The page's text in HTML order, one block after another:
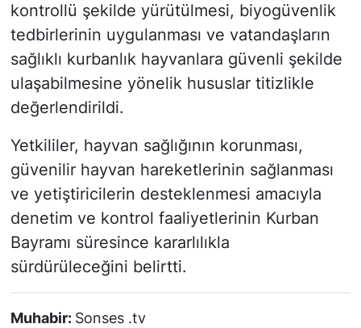
kontrollü şekilde yürütülmesi, biyogüvenlik
tedbirlerinin uygulanması ve vatandaşların
sağlıklı kurbanlık hayvanlara güvenli şekilde
ulaşabilmesine yönelik hususlar titizlikle
değerlendirildi.
Yetkililer, hayvan sağlığının korunması,
güvenilir hayvan hareketlerinin sağlanması
ve yetiştiricilerin desteklenmesi amacıyla
denetim ve kontrol faaliyetlerinin Kurban
Bayramı süresince kararlılıkla
sürdürüleceğini belirtti.
Muhabir: Sonses .tv